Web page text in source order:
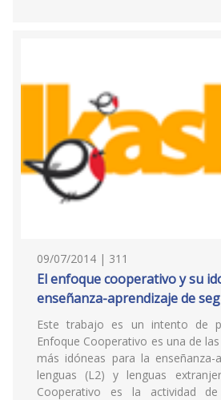
09/07/2014 | 311
El enfoque cooperativo y su
enseñanza-aprendizaje de
Este trabajo es un intento de
Enfoque Cooperativo es una de
más idóneas para la enseñanza-
lenguas (L2) y lenguas
Cooperativo es la actividad